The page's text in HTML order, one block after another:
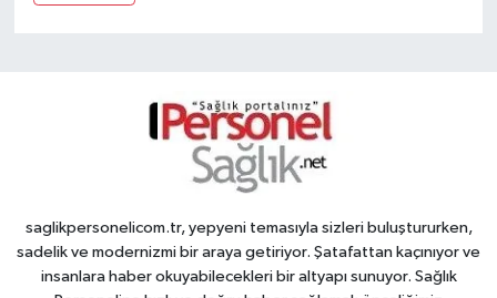
saglikpersonelicom.tr, yepyeni temasıyla sizleri buluştururken,
sadelik ve modernizmi bir araya getiriyor. Şatafattan kaçınıyor ve
insanlara haber okuyabilecekleri bir altyapı sunuyor. Sağlık